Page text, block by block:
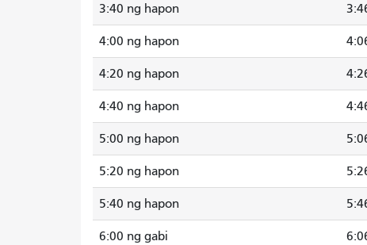
3:40 ng hapon
4:00 ng hapon
4:20 ng hapon
4:40 ng hapon
5:00 ng hapon
5:20 ng hapon
5:40 ng hapon
6:00 ng gabi